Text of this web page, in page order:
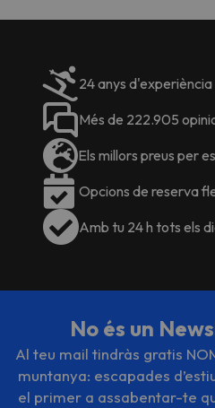
24 anys
Més de 222.905
Els millors preus per
Opcions de reserva
Amb tu 24 h tots els
No és un
Al teu mail tindràs gratis
muntanya: escapades
el primer a assabentar-te